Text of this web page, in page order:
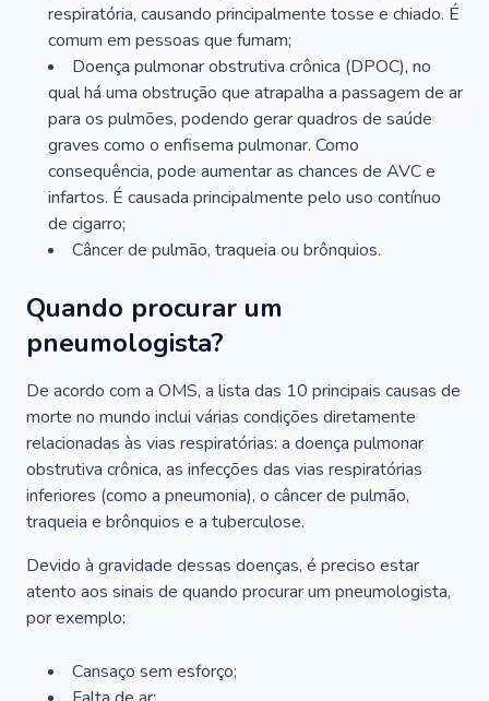
respiratória, causando principalmente tosse e chiado. É
comum em pessoas que fumam;
Doença pulmonar obstrutiva crônica (DPOC), no
qual há uma obstrução que atrapalha a passagem de ar
para os pulmões, podendo gerar quadros de saúde
graves como o enfisema pulmonar. Como
consequência, pode aumentar as chances de AVC e
infartos. É causada principalmente pelo uso contínuo
de cigarro;
Câncer de pulmão, traqueia ou brônquios.
Quando procurar um
pneumologista?
De acordo com a OMS, a lista das 10 principais causas de
morte no mundo inclui várias condições diretamente
relacionadas às vias respiratórias: a doença pulmonar
obstrutiva crônica, as infecções das vias respiratórias
inferiores (como a pneumonia), o câncer de pulmão,
traqueia e brônquios e a tuberculose.
Devido à gravidade dessas doenças, é preciso estar
atento aos sinais de quando procurar um pneumologista,
por exemplo:
Cansaço sem esforço;